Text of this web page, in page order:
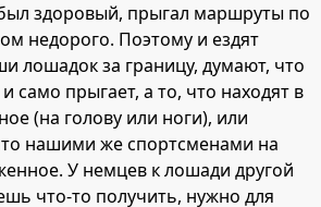
здоровый, прыгал маршруты по
недорого. Поэтому и ездят
лошадок за границу, думают, что
само прыгает, а то, что находят в
(на голову или ноги), или
нашими же спортсменами на
У немцев к лошади другой
что-то получить, нужно для